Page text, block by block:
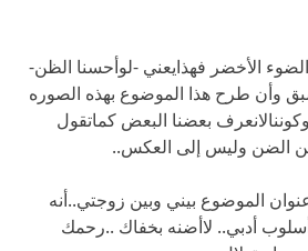
الأخضر فهذايعني -لوأحسنا الظن-
وأن طرح هذا الموضوع بهذه الصوره
بعضنا البعض كماتقول
الضن وليس إلى العكس..
الموضوع بيني وبين زوجتي..أنه
أدبي.. لاأضنه بخفاك ..رحمك